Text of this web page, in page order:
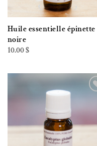
Huile essentielle épinette
noire
10.00$